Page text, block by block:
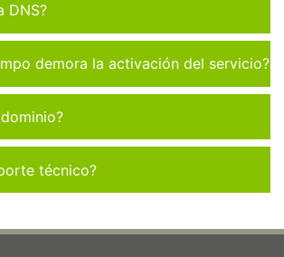
DNS?
demora la activación del servicio?
técnico?